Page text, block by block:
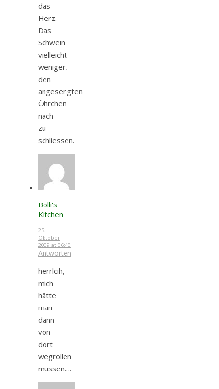
das
Herz.
Das
Schwein
vielleicht
weniger,
den
angesengten
Öhrchen
nach
zu
schliessen.
Bolli's
Kitchen
25.
Oktober
2009 at 06:40
Antworten
herrlcih,
mich
hätte
man
dann
von
dort
wegrollen
müssen….